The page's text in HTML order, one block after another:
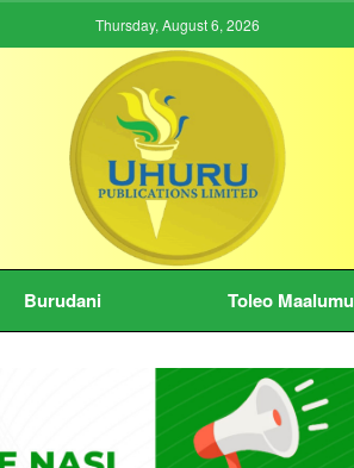
Thursday, August 6, 2026
Burudani Toleo Maalumu